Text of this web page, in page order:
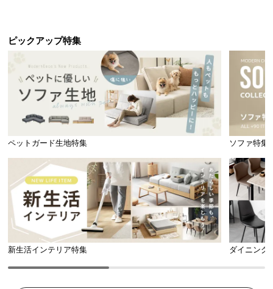
安心・安全の耐荷重
大人2人でも安心の、耐荷重200㎏の強度。しなやか
な編み込み地がしっかり体を支えます。
ピックアップ特集
ペットガード生地特集 ソファ特集
新生活インテリア特集 ダイニング